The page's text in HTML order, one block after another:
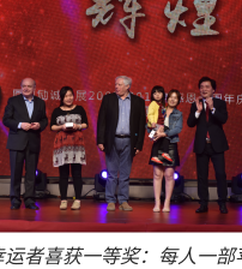
运者喜获一等奖：每人一部